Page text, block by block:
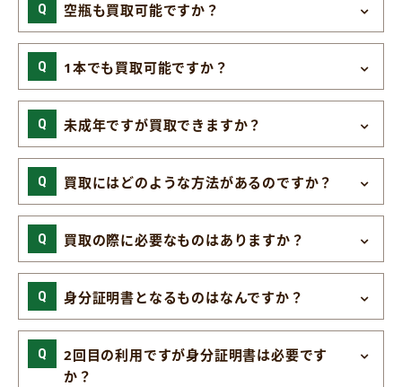
空瓶も買取可能ですか？
1本でも買取可能ですか？
未成年ですが買取できますか？
買取にはどのような方法があるのですか？
買取の際に必要なものはありますか？
身分証明書となるものはなんですか？
2回目の利用ですが身分証明書は必要です
か？